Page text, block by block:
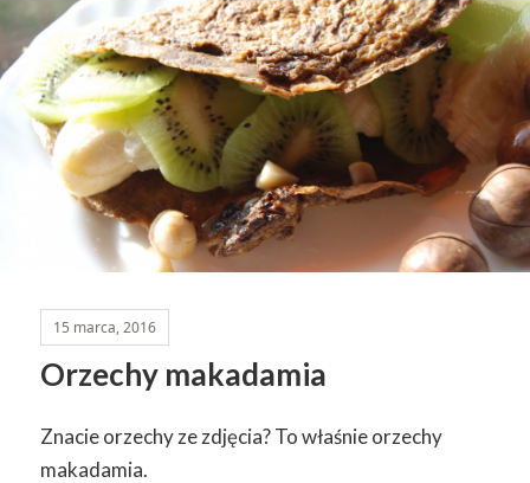
15 marca, 2016
Orzechy makadamia
Znacie orzechy ze zdjęcia? To właśnie orzechy
makadamia.